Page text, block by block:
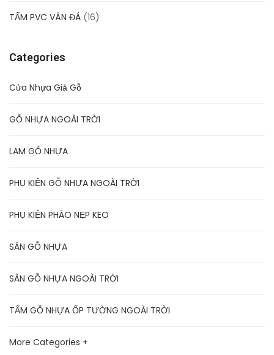
TẤM PVC VÂN ĐÁ (16)
Categories
Cửa Nhựa Giả Gỗ
GỖ NHỰA NGOÀI TRỜI
LAM GỖ NHỰA
PHỤ KIỆN GỖ NHỰA NGOÀI TRỜI
PHỤ KIỆN PHÀO NẸP KEO
SÀN GỖ NHỰA
SÀN GỖ NHỰA NGOÀI TRỜI
TẤM GỖ NHỰA ỐP TƯỜNG NGOÀI TRỜI
More Categories +